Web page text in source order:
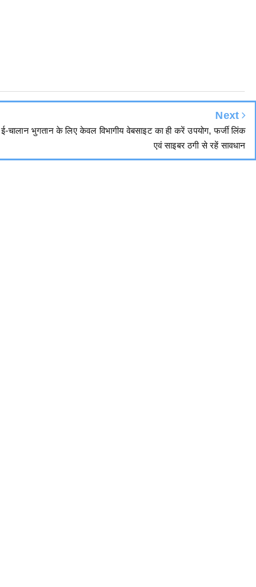
Next
ई-चालान भुगतान के लिए केवल विभागीय वेबसाइट का ही करें उपयोग, फर्जी लिंक
एवं साइबर ठगी से रहें सावधान